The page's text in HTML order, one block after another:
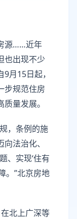
源……近年
也出现不少
月15日起，
步规范住房
量发展。
，条例的施
法治化、
、实现‘住有
。”北京房地
北上广深等